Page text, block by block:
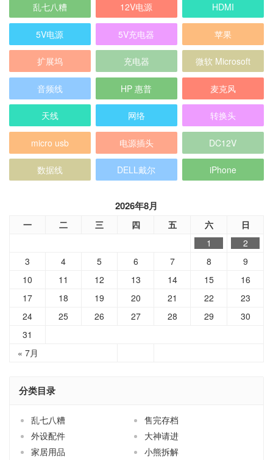
乱七八糟 12V电源 HDMI
5V电源 5V充电器 苹果
扩展坞 充电器 微软 Microsoft
音频线 HP 惠普 麦克风
天线 网络 转换头
micro usb 电源插头 DC12V
数据线 DELL戴尔 iPhone
2026年8月
一 二 三 四 五 六 日
« 7月
1
2
3
4 5 6 7 8
9
10
11 12 13 14 15
16
17
18 19 20 21 22
23
24
25 26 27 28 29
30
31
分类目录
乱七八糟
售完存档
外设配件
大神请进
家居用品
小熊拆解